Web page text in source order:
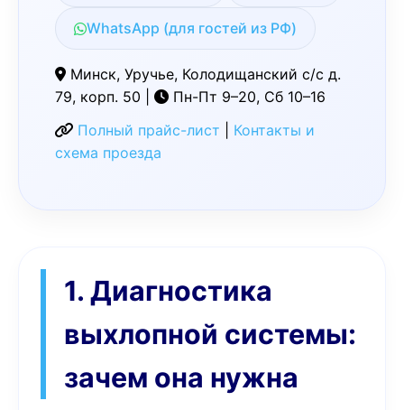
WhatsApp (для гостей из РФ)
Минск, Уручье, Колодищанский с/с д.
79, корп. 50 |
Пн-Пт 9–20, Сб 10–16
Полный прайс-лист
Контакты и
схема проезда
1. Диагностика
выхлопной системы:
зачем она нужна